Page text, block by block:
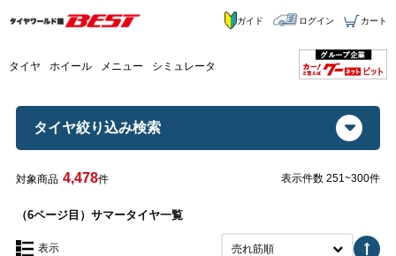
タイヤ ホイール メニュー シミュレータ
ガイド ログイン カート
タイヤ絞り込み検索
対象商品 4,478件 表示件数 251~300件
（6ページ目）サマータイヤ一覧
表示 売れ筋順